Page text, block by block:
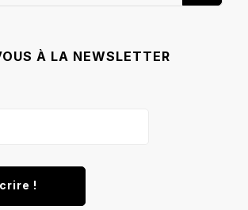
À LA NEWSLETTER